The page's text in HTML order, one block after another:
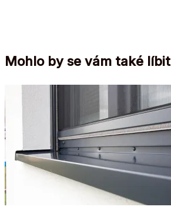
Mohlo by se vám také líbit